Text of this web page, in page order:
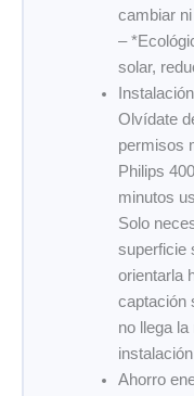
cambiar
–
solar,
Olvídate
permisos
Philips
minutos
Solo
superficie
orientarla
captación
no llega
Ahorro